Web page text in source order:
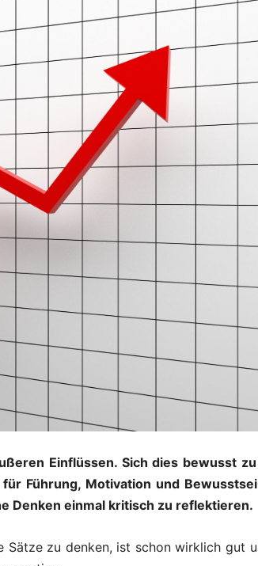
Einflüssen. Sich dies bewusst
Führung, Motivation und
Denken einmal kritisch zu reflektieren.
Sätze zu denken, ist schon wirklich gut